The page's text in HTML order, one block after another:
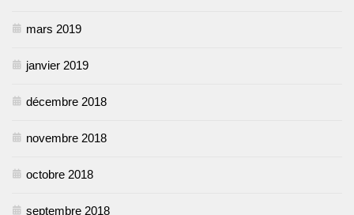
mars 2019
janvier 2019
décembre 2018
novembre 2018
octobre 2018
septembre 2018